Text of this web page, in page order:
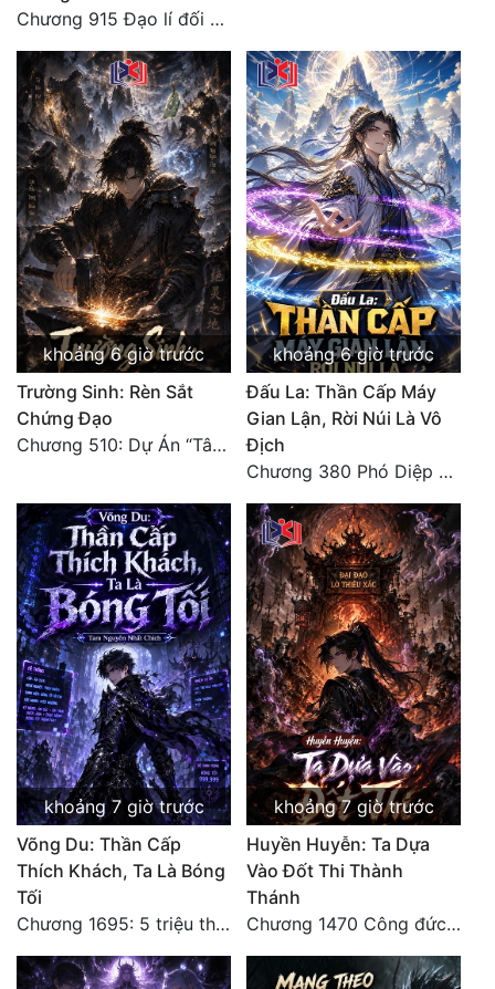
Xây Dựng Thế Lực
Đam Mỹ
Đẹp
Đẹp Hiệp
Tính Cách Nhân Vật :
Cơ Trí
Sát Phạt Quyết Đoán
Vô Sỉ
Điềm Đạm
Chương 915 Đạo lí đối nhân xử thế! Ta biết làm cơm là chuyện rất kỳ quái sao?
khoảng 6 giờ trước
Trường Sinh: Rèn Sắt
Chứng Đạo
Chương 510: Dự Án “Tân Bạch Nương Tử” Và “Tinh Thám” Xà Yêu
khoảng 6 giờ trước
Đấu La: Thần Cấp Máy
Gian Lận, Rời Núi Là Vô
Địch
Chương 380 Phó Diệp dẫn toàn tộc Hồn Thú di chuyển đến Sâm La Tinh, chúng thần Thần Giới kinh ngạc!
khoảng 7 giờ trước
Võng Du: Thần Cấp
Thích Khách, Ta Là Bóng
Tối
Chương 1695: 5 triệu thế giới bản gốc, cũng không thể giết chết ta!
khoảng 7 giờ trước
Huyền Huyễn: Ta Dựa
Vào Đốt Thi Thành
Thánh
Chương 1470 Công đức phi thăng